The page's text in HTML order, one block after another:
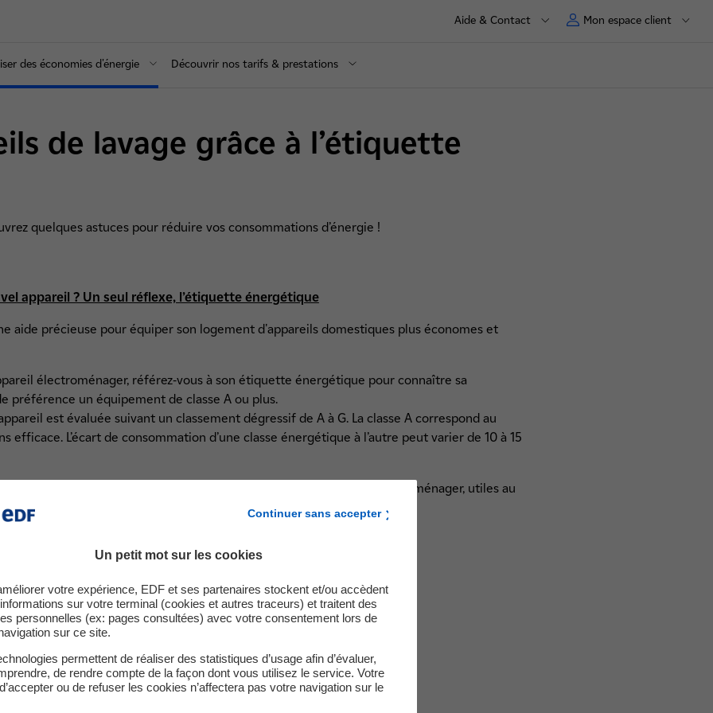
Aide & Contact Mon espace client
des économies d'énergie Découvrir nos tarifs & prestations
de lavage grâce à l’étiquette
quelques astuces pour réduire vos consommations d’énergie !
appareil ? Un seul réflexe, l’étiquette énergétique
aide précieuse pour équiper son logement d'appareils domestiques plus économes et
électroménager, référez-vous à son étiquette énergétique pour connaître sa
préférence un équipement de classe A ou plus.
est évaluée suivant un classement dégressif de A à G. La classe A correspond au
efficace. L’écart de consommation d’une classe énergétique à l’autre peut varier de 10 à 15
également d'autres informations, spécifiques à chaque appareil électroménager, utiles au
le plus éco-efficace :
classée (de A à G)
kg)
un cycle coton 60°C
kg)
Continuer sans accepter
Un petit mot sur les cookies
votre expérience, EDF et ses partenaires stockent et/ou accèdent
sur votre terminal (cookies et autres traceurs) et traitent des
personnelles (ex: pages consultées) avec votre consentement lors de
sur ce site.
permettent de réaliser des statistiques d’usage afin d’évaluer,
de rendre compte de la façon dont vous utilisez le service. Votre
ou de refuser les cookies n’affectera pas votre navigation sur le